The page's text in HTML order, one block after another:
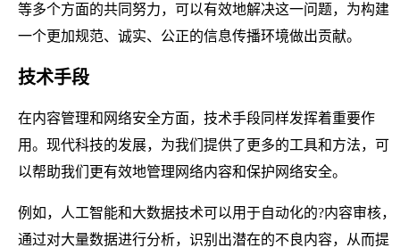
等多个方面的共同努力，可以有效地解决这一问题，为构建
一个更加规范、诚实、公正的信息传播环境做出贡献。
技术手段
在内容管理和网络安全方面，技术手段同样发挥着重要作
用。现代科技的发展，为我们提供了更多的工具和方法，可
以帮助我们更有效地管理网络内容和保护网络安全。
例如，人工智能和大数据技术可以用于自动化的?内容审核，
通过对大量数据进行分析，识别出潜在的不良内容，从而提